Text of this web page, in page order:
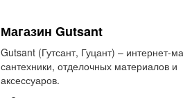
Магазин Gutsant
Gutsant (Гутсант, Гуцант) – интернет-
сантехники, отделочных материалов и
аксессуаров.